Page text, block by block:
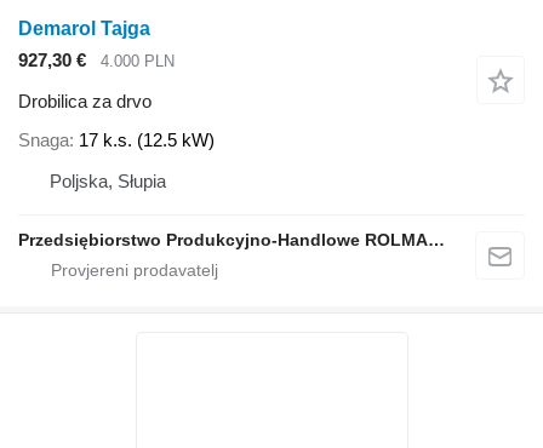
Demarol Tajga
927,30 €
4.000 PLN
Drobilica za drvo
Snaga 17 k.s. (12.5 kW)
Poljska, Słupia
Przedsiębiorstwo Produkcyjno-Handlowe ROLMAPOL Marcin Dziekan